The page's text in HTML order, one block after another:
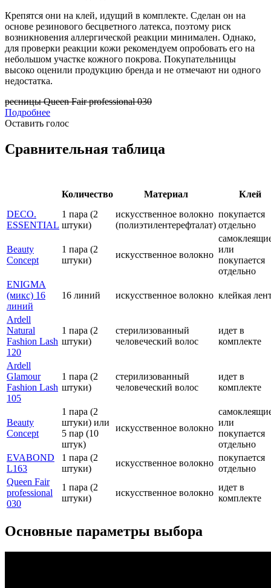
Крепятся они на клей, идущий в комплекте. Сделан он на
основе резинового бесцветного латекса, поэтому риск
возникновения аллергической реакции минимален. Однако,
для проверки реакции кожи рекомендуем опробовать его на
небольшом участке кожного покрова. Покупательницы
высоко оценили продукцию бренда и не отмечают ни одного
недостатка.
ресницы Queen Fair professional 030
Подробнее
Оставить голос
Сравнительная таблица
Количество Материал
Клей
DECO.
ESSENTIAL
1 пара (2
штуки)
искусственное волокно
(полиэтилентерефталат)
покупается
отдельно
Beauty
Concept
1 пара (2
штуки)
искусственное волокно
или
покупается
отдельно
ENIGMA
(микс) 16
линий
16 линий искусственное волокно клейкая
Ardell
Natural
Fashion Lash
120
1 пара (2
штуки)
стерилизованный
человеческий волос
идет в
комплекте
Ardell
Glamour
Fashion Lash
105
1 пара (2
штуки)
стерилизованный
человеческий волос
идет в
комплекте
Beauty
Concept
1 пара (2
штуки) или
5 пар (10
штук)
искусственное волокно
или
покупается
отдельно
EVABOND
L163
1 пара (2
штуки)
искусственное волокно
покупается
отдельно
Queen Fair
professional
030
1 пара (2
штуки)
искусственное волокно
идет в
комплекте
Основные параметры выбора